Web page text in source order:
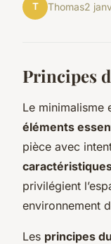
T Thomas2
Principes
Le minimalisme
éléments
pièce avec
privilégient
environnement
Les principes